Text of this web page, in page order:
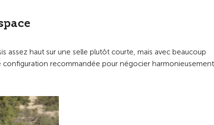
assez haut sur une selle plutôt courte, mais avec beaucoup
recommandée pour négocier